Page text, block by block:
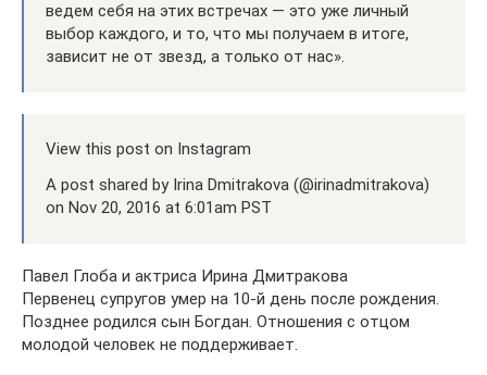
ведем себя на этих встречах — это уже личный
выбор каждого, и то, что мы получаем в итоге,
зависит не от звезд, а только от нас».
View this post on Instagram
A post shared by Irina Dmitrakova (@irinadmitrakova)
on Nov 20, 2016 at 6:01am PST
Павел Глоба и актриса Ирина Дмитракова
Первенец супругов умер на 10-й день после рождения.
Позднее родился сын Богдан. Отношения с отцом
молодой человек не поддерживает.